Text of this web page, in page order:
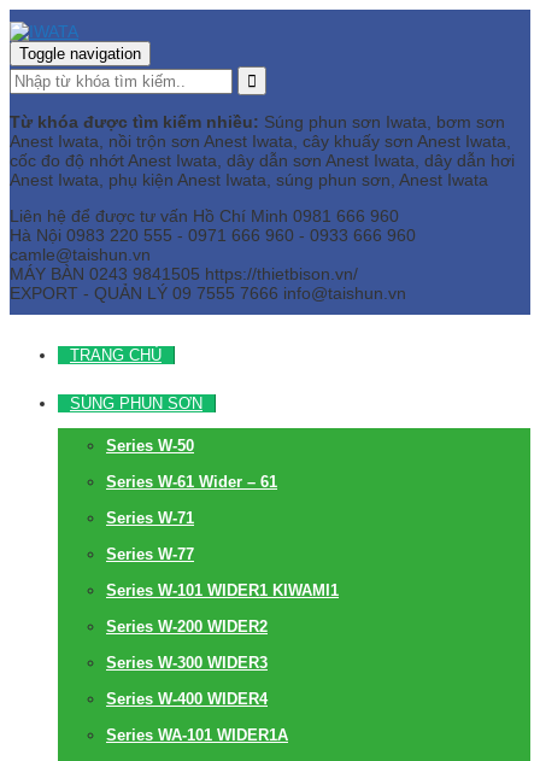
Toggle navigation
Từ khóa được tìm kiếm nhiều: Súng phun sơn Iwata, bơm sơn
Anest Iwata, nồi trộn sơn Anest Iwata, cây khuấy sơn Anest Iwata,
cốc đo độ nhớt Anest Iwata, dây dẫn sơn Anest Iwata, dây dẫn hơi
Anest Iwata, phụ kiện Anest Iwata, súng phun sơn, Anest Iwata
Liên hệ để được tư vấn Hồ Chí Minh 0981 666 960
Hà Nội 0983 220 555 - 0971 666 960 - 0933 666 960
camle@taishun.vn
MÁY BÀN 0243 9841505 https://thietbison.vn/
EXPORT - QUẢN LÝ 09 7555 7666 info@taishun.vn
TRANG CHỦ
SÚNG PHUN SƠN
Series W-50
Series W-61 Wider – 61
Series W-71
Series W-77
Series W-101 WIDER1 KIWAMI1
Series W-200 WIDER2
Series W-300 WIDER3
Series W-400 WIDER4
Series WA-101 WIDER1A